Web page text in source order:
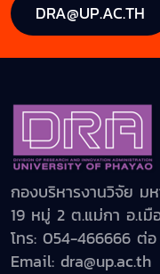
DRA@UP.AC.TH
กองบริหารงานวิจัย ม
19 หมู่ 2 ต.แม่กา อ.เ
โทร: 054-466666 ต่
Email: dra@up.ac.th